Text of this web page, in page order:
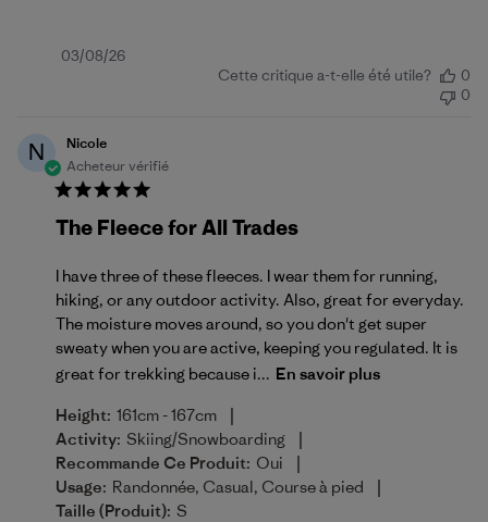
Date
03/08/26
Cette critique a-t-elle été utile?
0
0
N
Nicole
Acheteur vérifié
The Fleece for All Trades
I have three of these fleeces. I wear them for running,
hiking, or any outdoor activity. Also, great for everyday.
The moisture moves around, so you don't get super
sweaty when you are active, keeping you regulated. It is
great for trekking because i... En savoir plus
Height: 161cm - 167cm |
Activity: Skiing/Snowboarding |
Recommande Ce Produit: Oui |
Usage: Randonnée, Casual, Course à pied |
Taille (produit): S